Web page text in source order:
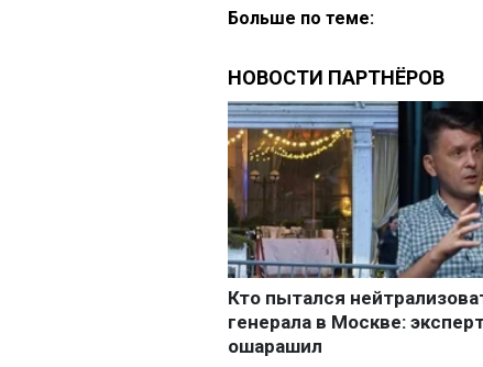
Больше по теме: